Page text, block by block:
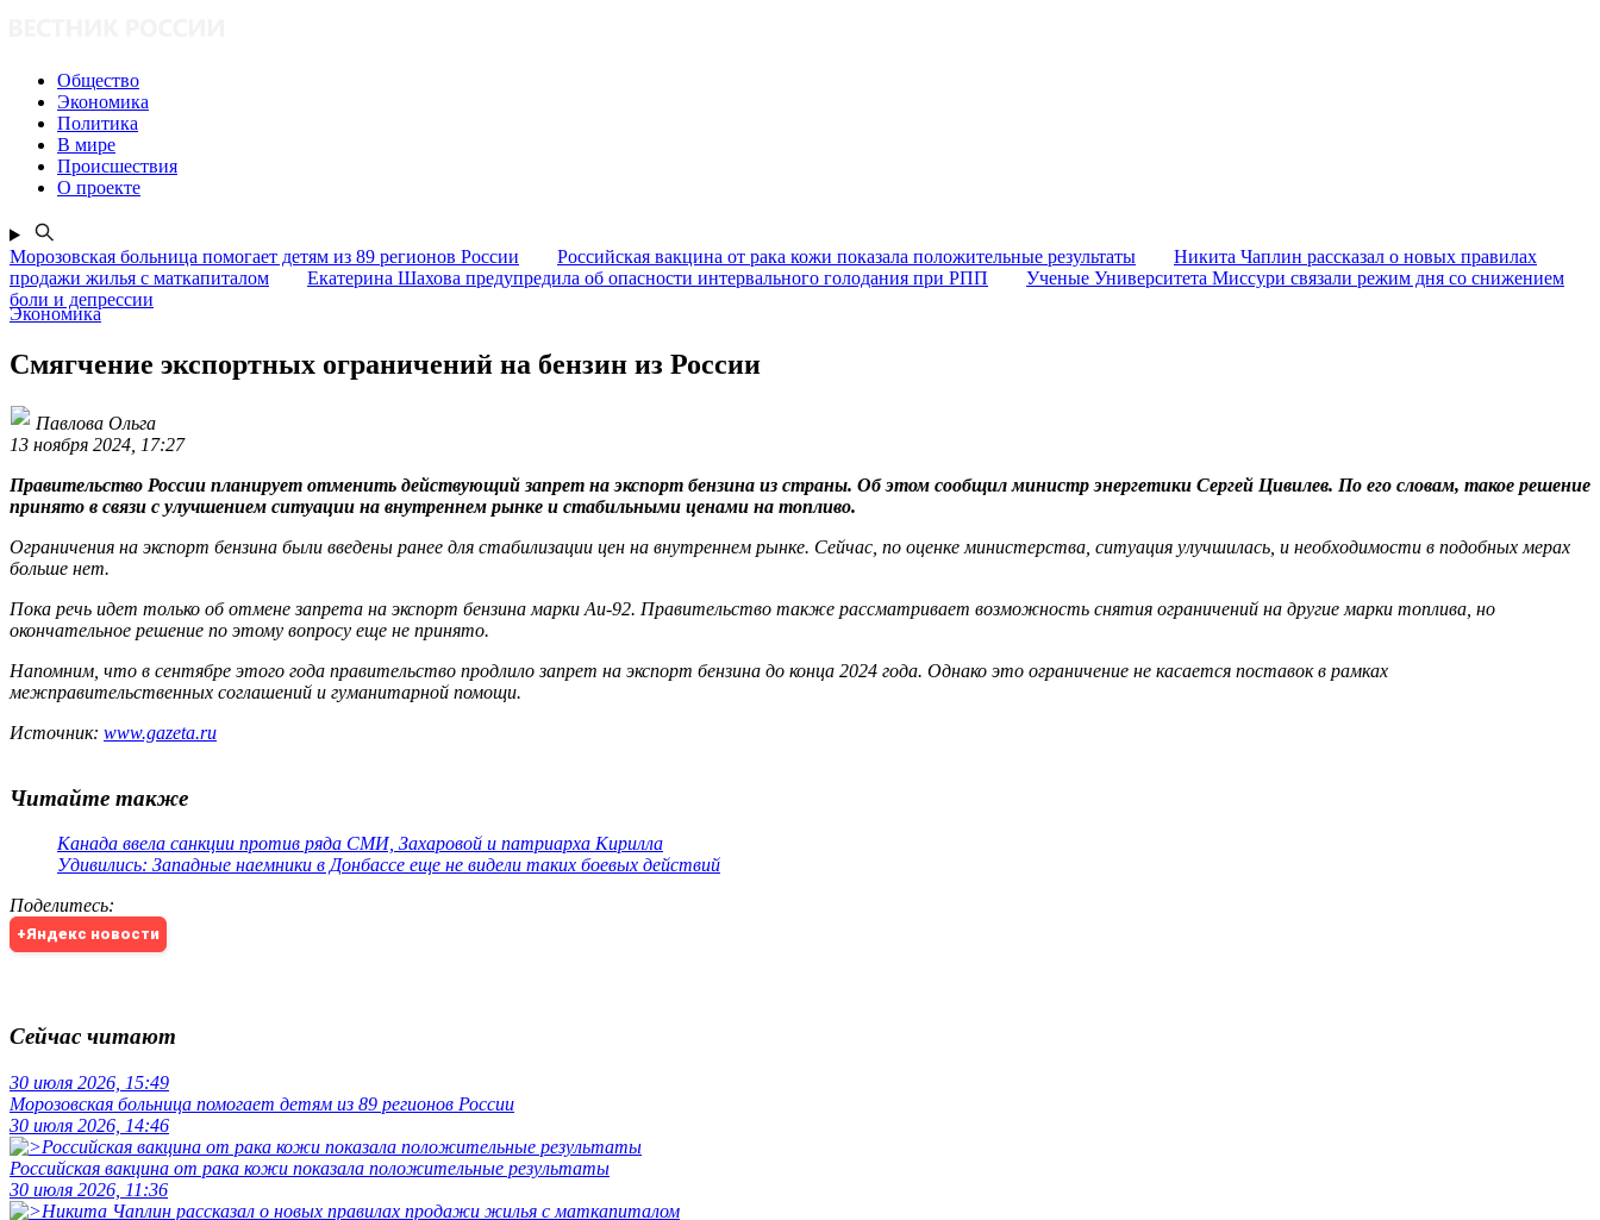
Общество
Экономика
Политика
В мире
Происшествия
О проекте
Морозовская больница помогает детям из 89 регионов России Российская вакцина от рака кожи показала положительные результаты
Никита Чаплин рассказал о новых правилах
продажи жилья с маткапиталом
Екатерина Шахова предупредила об опасности интервального голодания при РПП
Ученые Университета Миссури связали режим дня со снижением
боли и депрессии
Экономика
Смягчение экспортных ограничений на бензин из России
Павлова Ольга
13 ноября 2024, 17:27
Правительство России планирует отменить действующий запрет на экспорт бензина из страны. Об этом сообщил министр энергетики Сергей Цивилев. По его словам, такое решение
принято в связи с улучшением ситуации на внутреннем рынке и стабильными ценами на топливо.
Ограничения на экспорт бензина были введены ранее для стабилизации цен на внутреннем рынке. Сейчас, по оценке министерства, ситуация улучшилась, и необходимости в подобных мерах
больше нет.
Пока речь идет только об отмене запрета на экспорт бензина марки Аи-92. Правительство также рассматривает возможность снятия ограничений на другие марки топлива, но
окончательное решение по этому вопросу еще не принято.
Напомним, что в сентябре этого года правительство продлило запрет на экспорт бензина до конца 2024 года. Однако это ограничение не касается поставок в рамках
межправительственных соглашений и гуманитарной помощи.
Источник: www.gazeta.ru
Читайте также
Канада ввела санкции против ряда СМИ, Захаровой и патриарха Кирилла
Удивились: Западные наемники в Донбассе еще не видели таких боевых действий
Поделитесь:
+Яндекс новости
Сейчас читают
30 июля 2026, 15:49
Морозовская больница помогает детям из 89 регионов России
30 июля 2026, 14:46
Российская вакцина от рака кожи показала положительные результаты
30 июля 2026, 11:36